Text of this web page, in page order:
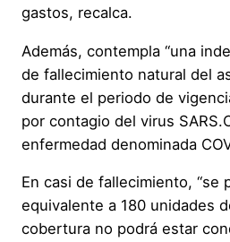
gastos, recalca.
Además, contempla “una
de fallecimiento natural del
durante el periodo de
por contagio del virus
enfermedad denominada
En casi de fallecimiento, “se
equivalente a 180 unidades
cobertura no podrá estar